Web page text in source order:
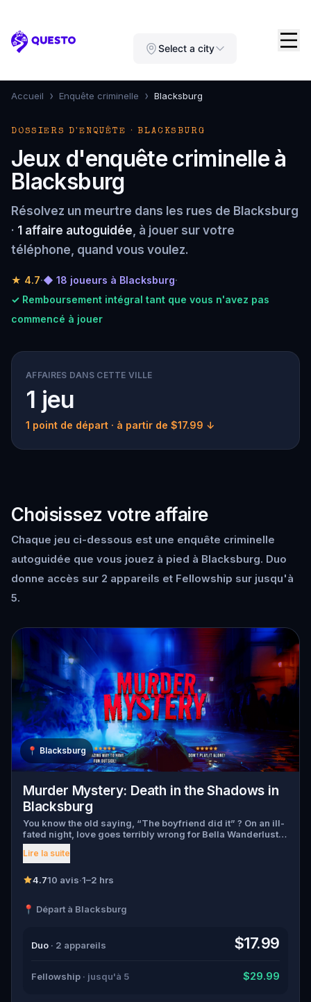
Questo Select a city
Accueil › Enquête criminelle › Blacksburg
DOSSIERS D'ENQUÊTE · BLACKSBURG
Jeux d'enquête criminelle à
Blacksburg
Résolvez un meurtre dans les rues de Blacksburg
· 1 affaire autoguidée, à jouer sur votre
téléphone, quand vous voulez.
★ 4.7·◆ 18 joueurs à Blacksburg·
✓ Remboursement intégral tant que vous n'avez pas
commencé à jouer
AFFAIRES DANS CETTE VILLE
1 jeu
1 point de départ · à partir de $17.99 ↓
Choisissez votre affaire
Chaque jeu ci-dessous est une enquête criminelle
autoguidée que vous jouez à pied à Blacksburg. Duo
donne accès sur 2 appareils et Fellowship sur jusqu'à
5.
📍 Blacksburg
Murder Mystery: Death in the Shadows in
Blacksburg
You know the old saying, “The boyfriend did it” ? On an ill-
fated night, love goes terribly wrong for Bella Wanderlust
and Walter Bridges . Bella, a famous travel blogger, was
found dead during a ghost tour led by the theatrical Percy
Walter, the obsessed boyfriend? Percy, the ghost tour
suspects, and expose the real murderer before they strike
Lire la suite
4.710 avis·1–2 hrs
📍 Départ à Blacksburg
Duo · 2 appareils $17.99
Fellowship · jusqu'à 5 $29.99